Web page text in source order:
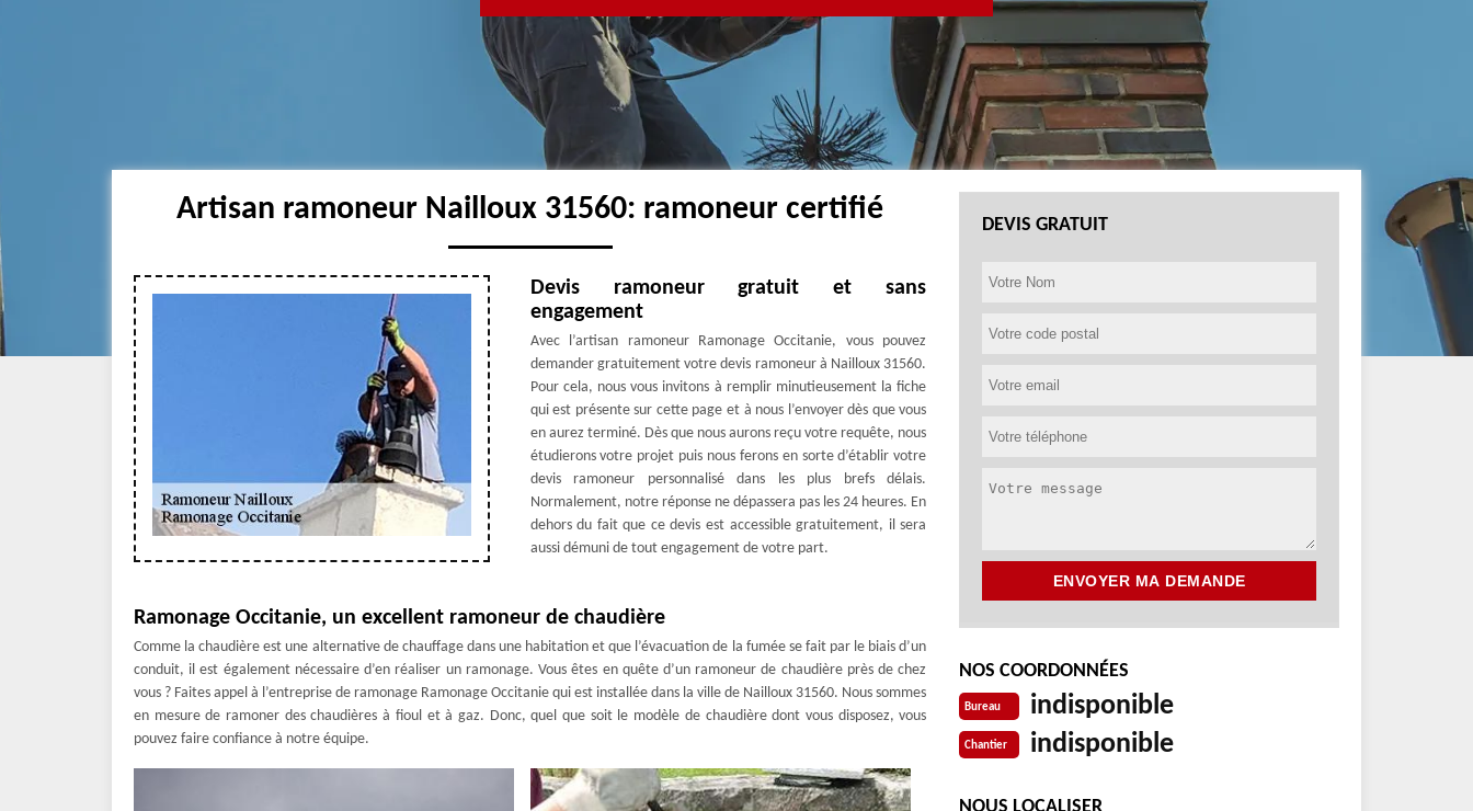
Artisan ramoneur Nailloux 31560: ramoneur certifié
Devis ramoneur gratuit et sans
engagement
Avec l’artisan ramoneur Ramonage Occitanie, vous pouvez
demander gratuitement votre devis ramoneur à Nailloux 31560.
Pour cela, nous vous invitons à remplir minutieusement la fiche
qui est présente sur cette page et à nous l’envoyer dès que vous
en aurez terminé. Dès que nous aurons reçu votre requête, nous
étudierons votre projet puis nous ferons en sorte d’établir votre
devis ramoneur personnalisé dans les plus brefs délais.
Normalement, notre réponse ne dépassera pas les 24 heures. En
dehors du fait que ce devis est accessible gratuitement, il sera
aussi démuni de tout engagement de votre part.
Ramonage Occitanie, un excellent ramoneur de chaudière
Comme la chaudière est une alternative de chauffage dans une habitation et que l’évacuation de la fumée se fait par le biais d’un
conduit, il est également nécessaire d’en réaliser un ramonage. Vous êtes en quête d’un ramoneur de chaudière près de chez
vous ? Faites appel à l’entreprise de ramonage Ramonage Occitanie qui est installée dans la ville de Nailloux 31560. Nous sommes
en mesure de ramoner des chaudières à fioul et à gaz. Donc, quel que soit le modèle de chaudière dont vous disposez, vous
pouvez faire confiance à notre équipe.
DEVIS GRATUIT
NOS COORDONNÉES
Bureau indisponible
Chantier indisponible